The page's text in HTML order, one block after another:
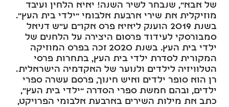
של אבא”, שנבחר לשיר השנה! יאיא הלחין ועיבד
מוזיקלית את שירי ארבעת אלבומי “ילדי בית העץ”.
בשנת 2019 הוענק ליאיא פרס אקו”ם ע”ש דניאל
סמבורסקי לעידוד פרסום היצירה על הלחנים של
ילדי בית העץ. בשנת 2020 זכה בפרס המוזיקה
המקורית לסדרת ילדי בית העץ, בתחרות פרסי
הטלוויזיה לילדים ולנוער של האקדמיה הישראלית.
רן הוא סופר ילדים ואיש חינוך, פרסם עשרה ספרי
ילדים, ובהם חמשת ספרי הסדרה “ילדי בית העץ”,
כתב את מילות השירים בארבעת אלבומי הפרויקט,